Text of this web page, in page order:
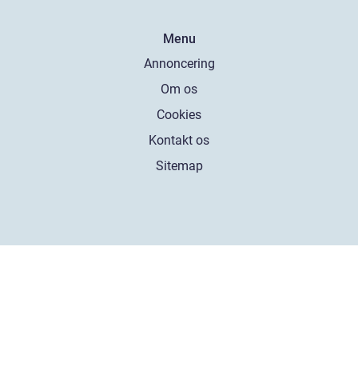
Menu
Annoncering
Om os
Cookies
Kontakt os
Sitemap